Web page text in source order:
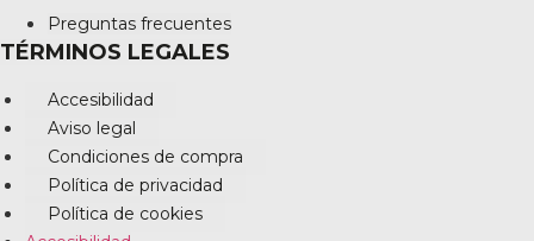
Preguntas frecuentes
TÉRMINOS LEGALES
Accesibilidad
Aviso legal
Condiciones de compra
Política de privacidad
Política de cookies